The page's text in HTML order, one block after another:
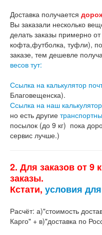
Доставка получается
Вы заказали несколько
делать заказы примерно
кофта,футболка, туфли),
заказе, тем дешевле
весов тут:
Ссылка на калькулятор
Благовещенска).
Ссылка на наш калькулятор
но есть другие
посылок (до 9 кг) пока
сервис лучше.)
2. Для заказов от
заказы.
Кстати, условия
Расчёт: а)"стоимость
Карго" + в)"доставка по